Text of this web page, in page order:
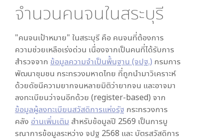
จำนวนคนจนในสระบุรี
"คนจนเป้าหมาย" ในสระบุรี คือ คนจนที่ต้องการ
ความช่วยเหลือเร่งด่วน เนื่องจากเป็นคนที่ได้รับการ
สำรวจจาก ข้อมูลความจำเป็นพื้นฐาน (จปฐ.) กรมการ
พัฒนาชุมชน กระทรวงมหาดไทย ที่ถูกนำมาวิเคราะห์
ด้วยดัชนีความยากจนหลายมิติว่ายากจน และอาจมา
ลงทะเบียนว่าจนอีกด้วย (register-based) จาก
ข้อมูลผู้ลงทะเบียนสวัสดิการแห่งรัฐ กระทรวงการ
คลัง อ่านเพิ่มเติม สำหรับข้อมูลปี 2569 เป็นการบู
รณาการข้อมูลระหว่าง จปฐ 2568 และ บัตรสวัสดิการ